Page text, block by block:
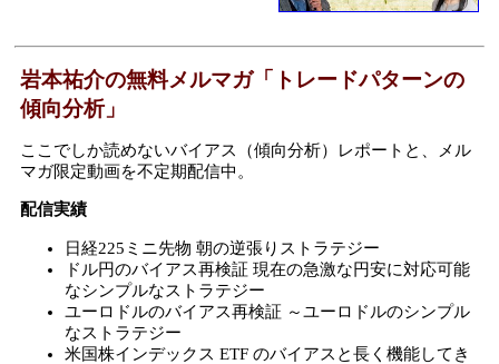
岩本祐介の無料メルマガ「トレードパターンの
傾向分析」
ここでしか読めないバイアス（傾向分析）レポートと、メル
マガ限定動画を不定期配信中。
配信実績
日経225ミニ先物 朝の逆張りストラテジー
ドル円のバイアス再検証 現在の急激な円安に対応可能
なシンプルなストラテジー
ユーロドルのバイアス再検証 ～ユーロドルのシンプル
なストラテジー
米国株インデックス ETF のバイアスと長く機能してき